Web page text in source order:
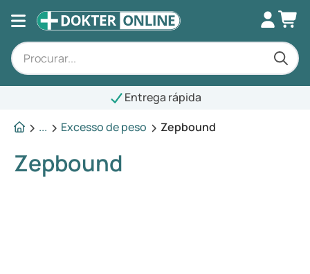
Entrega rápida
...
Excesso de peso Zepbound
Zepbound